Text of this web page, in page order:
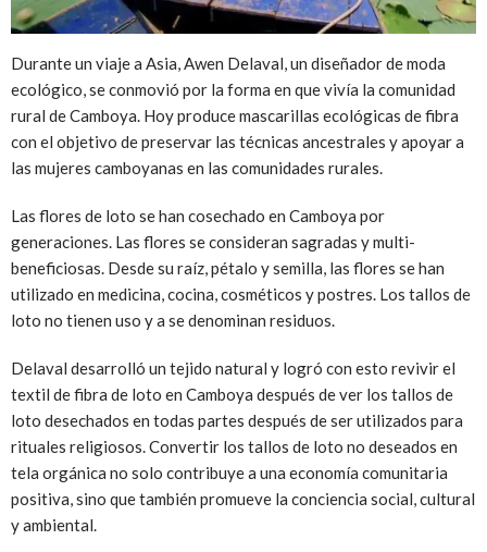
Durante un viaje a Asia, Awen Delaval, un diseñador de moda
ecológico, se conmovió por la forma en que vivía la comunidad
rural de Camboya. Hoy produce mascarillas ecológicas de fibra
con el objetivo de preservar las técnicas ancestrales y apoyar a
las mujeres camboyanas en las comunidades rurales.
Las flores de loto se han cosechado en Camboya por
generaciones. Las flores se consideran sagradas y multi-
beneficiosas. Desde su raíz, pétalo y semilla, las flores se han
utilizado en medicina, cocina, cosméticos y postres. Los tallos de
loto no tienen uso y a se denominan residuos.
Delaval desarrolló un tejido natural y logró con esto revivir el
textil de fibra de loto en Camboya después de ver los tallos de
loto desechados en todas partes después de ser utilizados para
rituales religiosos. Convertir los tallos de loto no deseados en
tela orgánica no solo contribuye a una economía comunitaria
positiva, sino que también promueve la conciencia social, cultural
y ambiental.